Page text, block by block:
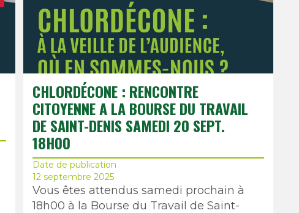
CHLORDÉCONE : RENCONTRE
CITOYENNE A LA BOURSE DU TRAVAIL
DE SAINT-DENIS SAMEDI 20 SEPT.
18H00
Date de publication
12 septembre 2025
Vous êtes attendus samedi prochain à
18h00 à la Bourse du Travail de Saint-